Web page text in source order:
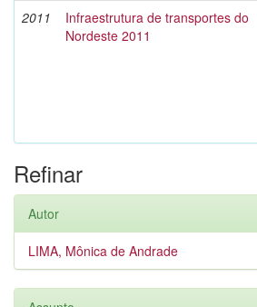
2011
Infraestrutura de transportes do
Nordeste 2011
Refinar
Autor
LIMA, Mônica de Andrade